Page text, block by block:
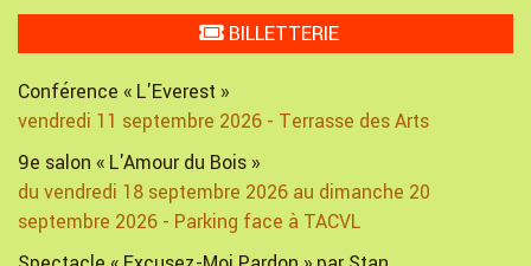
BILLETTERIE
Conférence « L'Everest »
vendredi 11 septembre 2026 - Terrasse des Arts
9e salon « L'Amour du Bois »
du vendredi 18 septembre 2026 au dimanche 20
septembre 2026 - Parking face à TACVL